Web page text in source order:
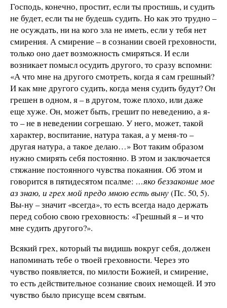
Господь, конечно, простит, если ты простишь, и судить
не будет, если ты не будешь судить. Но как это трудно –
не осуждать, ни на кого зла не иметь, если у тебя нет
смирения. А смирение – в сознании своей греховности,
только оно дает возможность смиряться. И если
возникает помысл осудить другого, то сразу вспомни:
«А что мне на другого смотреть, когда я сам грешный?
И как мне другого судить, когда меня судить будут? Он
грешен в одном, я – в другом, тоже плохо, или даже
еще хуже. Он, может быть, грешит по неведению, а я-
то – не в неведении согрешаю. У него, может, такой
характер, воспитание, натура такая, а у меня-то –
другая натура, а такое делаю…» Вот таким образом
нужно смирять себя постоянно. В этом и заключается
стяжание постоянного чувства покаяния. Об этом и
говорится в пятидесятом псалме: …яко беззаконие мое
аз знаю, и грех мой предо мною есть выну(Пс. 50, 5).
Вы-ну – значит «всегда», то есть всегда надо держать
перед собою свою греховность: «Грешный я – и что
мне судить другого?».
Всякий грех, который ты видишь вокруг себя, должен
напоминать тебе о твоей греховности. Через это
чувство появляется, по милости Божией, и смирение,
то есть действительное сознание своих немощей. И это
чувство было присуще всем святым.